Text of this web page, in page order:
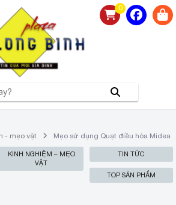
0
- mẹo vặt Mẹo sử dụng Quạt điều hòa Midea
KINH NGHIỆM – MẸO
VẶT
TIN TỨC
TOP SẢN PHẨM